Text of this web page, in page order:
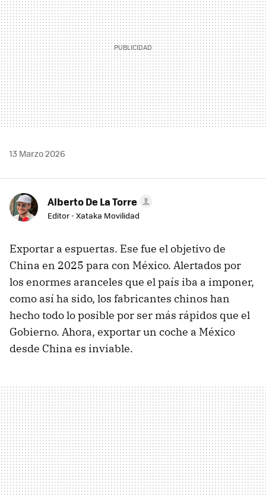
13 Marzo 2026
Alberto De La Torre
Editor - Xataka Movilidad
Exportar a espuertas. Ese fue el objetivo de
China en 2025 para con México. Alertados por
los enormes aranceles que el país iba a imponer,
como así ha sido, los fabricantes chinos han
hecho todo lo posible por ser más rápidos que el
Gobierno. Ahora, exportar un coche a México
desde China es inviable.